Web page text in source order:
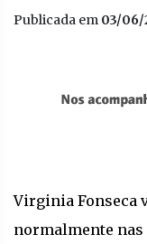
Publicada em 03/06/
Virginia Fonseca
normalmente nas